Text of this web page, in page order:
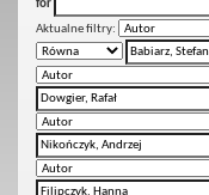
for
Aktualne filtry: